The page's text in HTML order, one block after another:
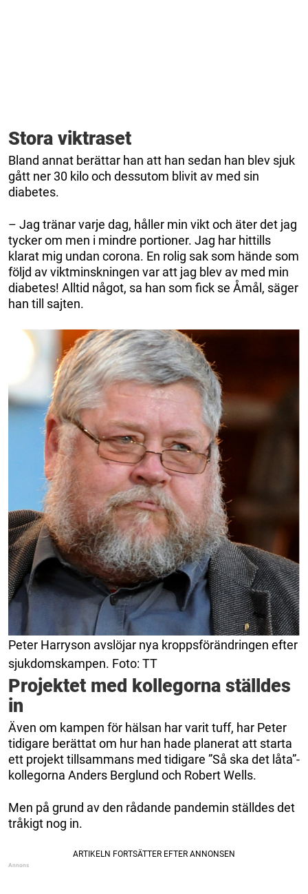
Stora viktraset
Bland annat berättar han att han sedan han blev sjuk
gått ner 30 kilo och dessutom blivit av med sin
diabetes.
– Jag tränar varje dag, håller min vikt och äter det jag
tycker om men i mindre portioner. Jag har hittills
klarat mig undan corona. En rolig sak som hände som
följd av viktminskningen var att jag blev av med min
diabetes! Alltid något, sa han som fick se Åmål, säger
han till sajten.
Peter Harryson avslöjar nya kroppsförändringen efter
sjukdomskampen. Foto: TT
Projektet med kollegorna ställdes
in
Även om kampen för hälsan har varit tuff, har Peter
tidigare berättat om hur han hade planerat att starta
ett projekt tillsammans med tidigare ”Så ska det låta”-
kollegorna Anders Berglund och Robert Wells.
Men på grund av den rådande pandemin ställdes det
tråkigt nog in.